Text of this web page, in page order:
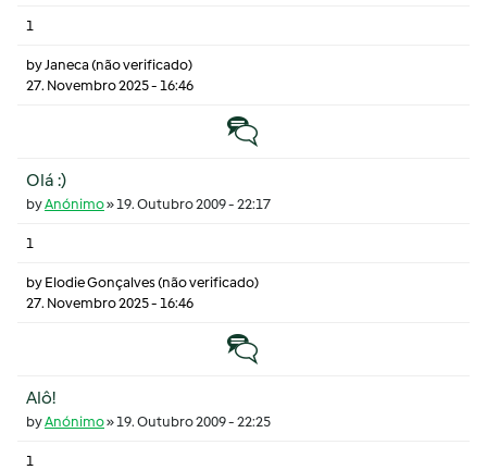
1
byJaneca (não verificado)
27. Novembro 2025 - 16:46
Tópico normal
Olá :)
byAnónimo»19. Outubro 2009 - 22:17
1
by Elodie Gonçalves (não verificado)
27. Novembro 2025 - 16:46
Tópico normal
Alô!
byAnónimo»19. Outubro 2009 - 22:25
1